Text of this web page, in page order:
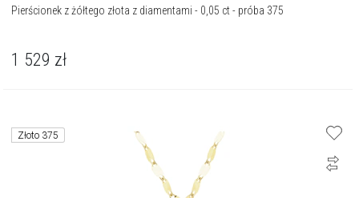
Pierścionek z żółtego złota z diamentami - 0,05 ct - próba 375
1 529 zł
Złoto 375